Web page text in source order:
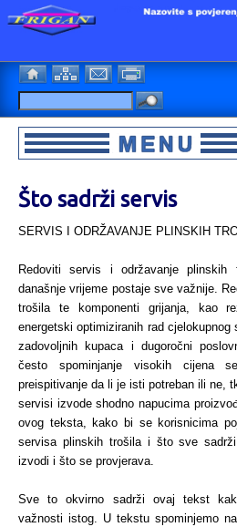
Što sadrži servis
SERVIS I ODRŽAVANJE PLINSKIH
Redoviti servis i održavanje
današnje vrijeme postaje sve važnije.
trošila te komponenti grijanja, kao
energetski optimiziranih rad
zadovoljnih kupaca i dugoročni
često spominjanje visokih cijena
preispitivanje da li je isti potreban ili ne,
servisi izvode shodno napucima
ovog teksta, kako bi se korisnicima
servisa plinskih trošila i što sve
izvodi i što se provjerava.
Sve to okvirno sadrži ovaj tekst
važnosti istog. U tekstu spominjemo